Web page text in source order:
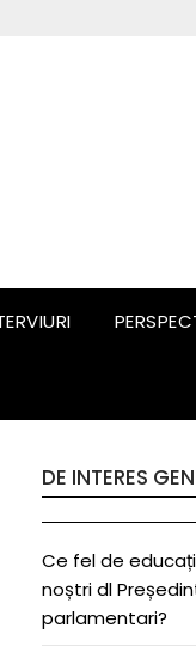
DE INTERES
Ce fel de
noștri dl
parlamentari?